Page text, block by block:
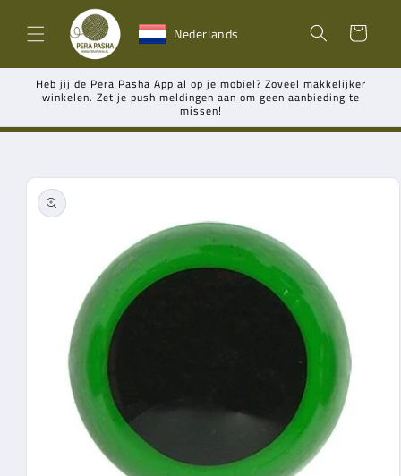
naar de
content Nederlands Winkelwagen
Heb jij de Pera Pasha App al op je mobiel? Zoveel makkelijker
winkelen. Zet je push meldingen aan om geen aanbieding te
missen!
direct naar